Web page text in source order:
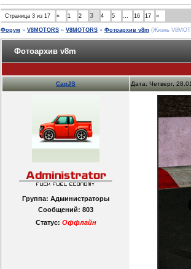
Страница 3 из 17 « 1 2 3 4 5 16 17 »
Форум » V8MOTORS » V8MOTORS » Фотоархив v8m (Жизнь
Фотоархив v8m
CapJS Дата: Четверг,
Группа: Администраторы
Сообщений: 803
Статус: Оффлайн